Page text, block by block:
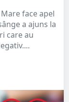
face apel
a ajuns la
care au